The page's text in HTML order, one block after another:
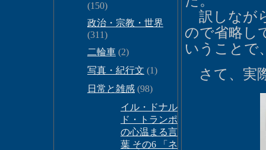
(150)
政治・宗教・世界
(311)
二輪車 (2)
写真・紀行文 (1)
日常と雑感 (98)
イル・ドナル
ド・トランポ
の心温まる言
葉 その6 「ネ
訳しなが
ので省略し
いうことで
さて、実